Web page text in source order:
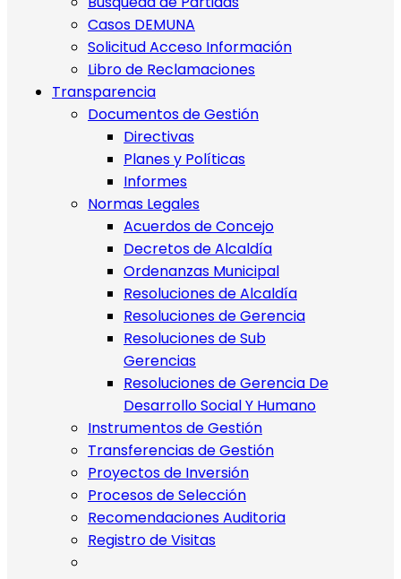
Casos DEMUNA
Solicitud Acceso Información
Libro de Reclamaciones
Transparencia
Documentos de Gestión
Directivas
Planes y Políticas
Informes
Normas Legales
Acuerdos de Concejo
Decretos de Alcaldía
Ordenanzas Municipal
Resoluciones de Alcaldía
Resoluciones de Gerencia
Resoluciones de Sub
Gerencias
Resoluciones de Gerencia De
Desarrollo Social Y Humano
Instrumentos de Gestión
Transferencias de Gestión
Proyectos de Inversión
Procesos de Selección
Recomendaciones Auditoria
Registro de Visitas